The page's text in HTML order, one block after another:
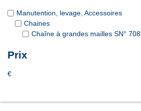
Manutention, levage, Accessoires
Chaines
Chaîne à grandes mailles SN° 708
Prix
€